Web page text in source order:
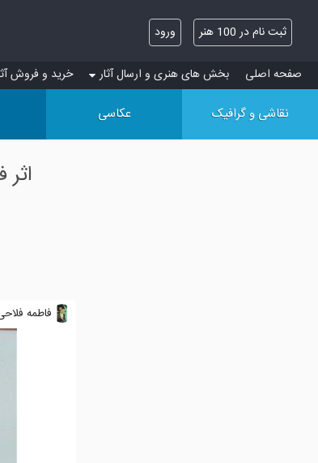
ثبت نام در 100 هنر ورود
صفحه اصلی بخش های هنری و ارسال آثار خرید و فروش
نقاشی و گرافیک عکاسی
فاطمه